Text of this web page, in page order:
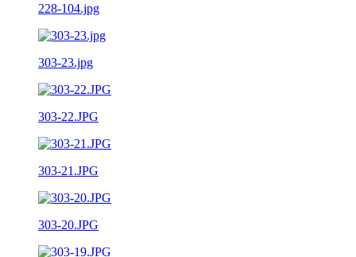
228-104.jpg
303-23.jpg
303-22.JPG
303-21.JPG
303-20.JPG